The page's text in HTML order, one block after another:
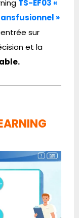
TS-EF03 «
»
sur
et la